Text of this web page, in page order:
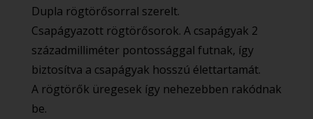
Dupla rögtörősorral szerelt.
Csapágyazott rögtörősorok. A csapágyak 2
századmilliméter pontossággal futnak, így
biztosítva a csapágyak hosszú élettartamát.
A rögtörők üregesek így nehezebben rakódnak
be.